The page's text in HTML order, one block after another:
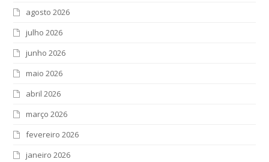
agosto 2026
julho 2026
junho 2026
maio 2026
abril 2026
março 2026
fevereiro 2026
janeiro 2026